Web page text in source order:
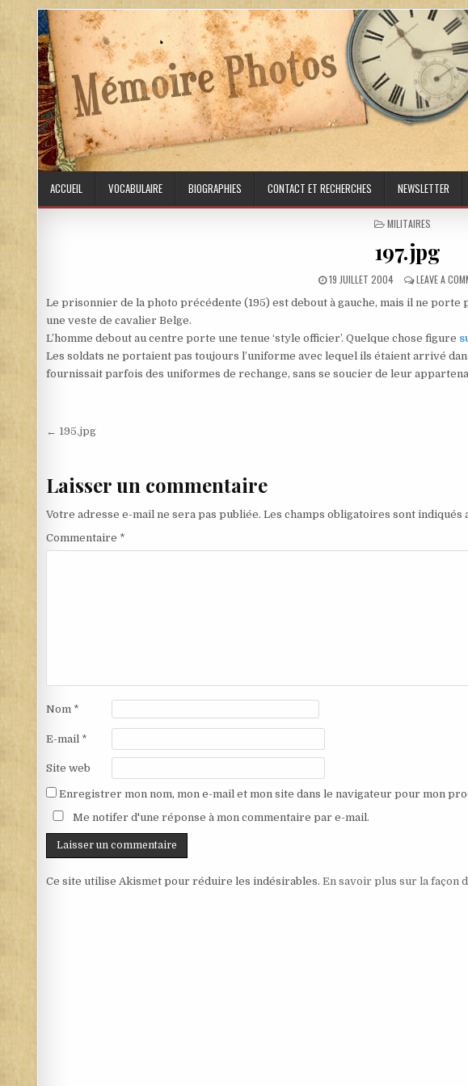
Skip to content
ACCUEIL VOCABULAIRE BIOGRAPHIES CONTACT ET RECHERCHES NEWSLETTER
POSTED IN
MILITAIRES
197.jpg
PUBLISHED DATE:
19 JUILLET 2004 LEAVE A
Le prisonnier de la photo précédente (195) est debout à gauche, mais il ne porte
une veste de cavalier Belge.
L’homme debout au centre porte une tenue ‘style officier’. Quelque chose figure
Les soldats ne portaient pas toujours l’uniforme avec lequel ils étaient arrivé
fournissait parfois des uniformes de rechange, sans se soucier de leur
Navigation de l’article
← 195.jpg
Laisser un commentaire
Votre adresse e-mail ne sera pas publiée. Les champs obligatoires sont indiqués
Commentaire *
Nom *
E-mail *
Site web
Enregistrer mon nom, mon e-mail et mon site dans le navigateur pour mon
Me notifer d'une réponse à mon commentaire par e-mail.
Ce site utilise Akismet pour réduire les indésirables. En savoir plus sur la façon